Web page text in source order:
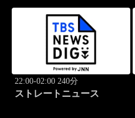
22:00-02:00 240分
ストレートニュース